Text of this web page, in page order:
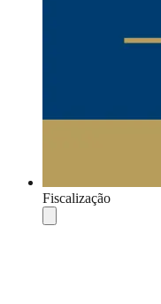
Fiscalização
Compartilhar